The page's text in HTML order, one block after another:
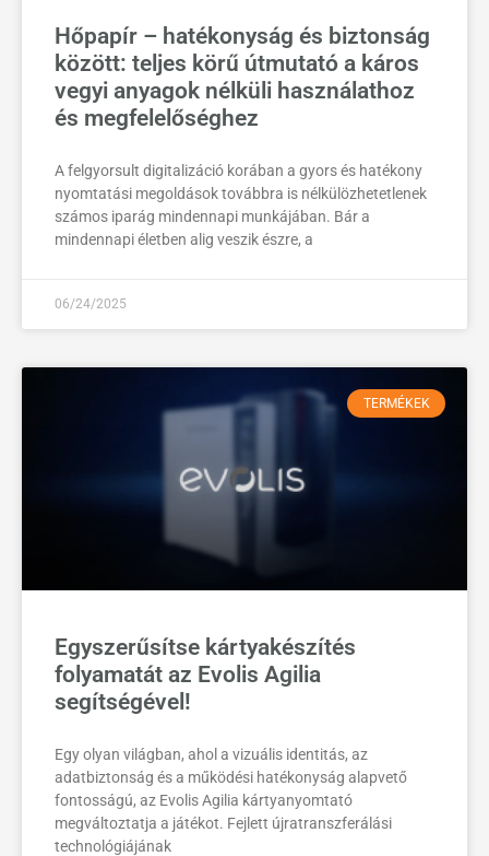
Hőpapír – hatékonyság és biztonság
között: teljes körű útmutató a káros
vegyi anyagok nélküli használathoz
és megfelelőséghez
A felgyorsult digitalizáció korában a gyors és hatékony
nyomtatási megoldások továbbra is nélkülözhetetlenek
számos iparág mindennapi munkájában. Bár a
mindennapi életben alig veszik észre, a
06/24/2025
TERMÉKEK
Egyszerűsítse kártyakészítés
folyamatát az Evolis Agilia
segítségével!
Egy olyan világban, ahol a vizuális identitás, az
adatbiztonság és a működési hatékonyság alapvető
fontosságú, az Evolis Agilia kártyanyomtató
megváltoztatja a játékot. Fejlett újratranszferálási
technológiájának